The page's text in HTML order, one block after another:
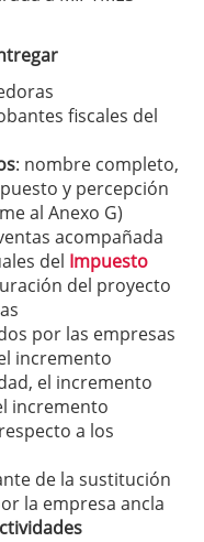
fiscales del
: nombre completo,
y percepción
al Anexo G)
acompañada
del Impuesto
del proyecto
por las empresas
incremento
el incremento
incremento
a los
de la sustitución
la empresa ancla